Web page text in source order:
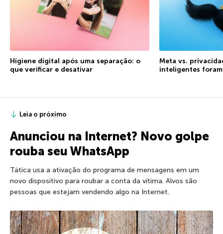
Higiene digital após uma separação: o
que verificar e desativar
Meta vs.
inteligentes
Leia o próximo
Anunciou na Internet? Novo golpe
rouba seu WhatsApp
Tática usa a ativação do programa de mensagens em um
novo dispositivo para roubar a conta da vítima. Alvos são
pessoas que estejam vendendo algo na Internet.